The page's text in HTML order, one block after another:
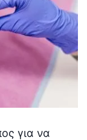
για να